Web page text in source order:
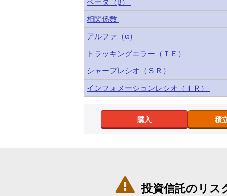
ベータ（β）
相関係数
アルファ（α）
トラッキングエラー（ＴＥ）
シャープレシオ（ＳＲ）
インフォメーションレシオ（ＩＲ）
購入 積
 投資信託のリス